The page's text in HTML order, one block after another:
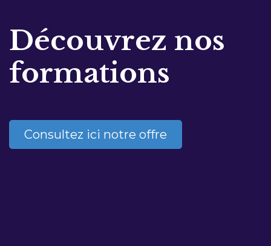
Découvrez nos
formations
Consultez ici notre offre